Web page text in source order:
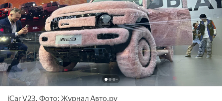
iCar V23. Фото: Журнал Авто.ру